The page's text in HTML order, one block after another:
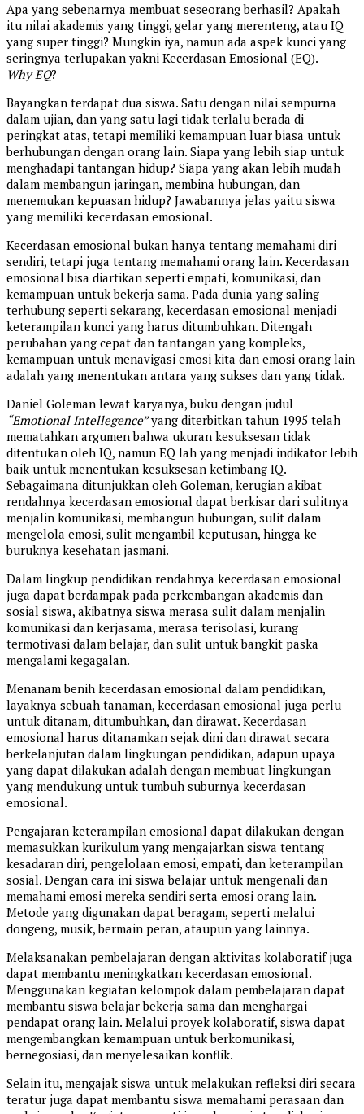
Apa yang sebenarnya membuat seseorang berhasil? Apakah
itu nilai akademis yang tinggi, gelar yang merenteng, atau IQ
yang super tinggi? Mungkin iya, namun ada aspek kunci yang
seringnya terlupakan yakni Kecerdasan Emosional (EQ).
Why EQ?
Bayangkan terdapat dua siswa. Satu dengan nilai sempurna
dalam ujian, dan yang satu lagi tidak terlalu berada di
peringkat atas, tetapi memiliki kemampuan luar biasa untuk
berhubungan dengan orang lain. Siapa yang lebih siap untuk
menghadapi tantangan hidup? Siapa yang akan lebih mudah
dalam membangun jaringan, membina hubungan, dan
menemukan kepuasan hidup? Jawabannya jelas yaitu siswa
yang memiliki kecerdasan emosional.
Kecerdasan emosional bukan hanya tentang memahami diri
sendiri, tetapi juga tentang memahami orang lain. Kecerdasan
emosional bisa diartikan seperti empati, komunikasi, dan
kemampuan untuk bekerja sama. Pada dunia yang saling
terhubung seperti sekarang, kecerdasan emosional menjadi
keterampilan kunci yang harus ditumbuhkan. Ditengah
perubahan yang cepat dan tantangan yang kompleks,
kemampuan untuk menavigasi emosi kita dan emosi orang lain
adalah yang menentukan antara yang sukses dan yang tidak.
Daniel Goleman lewat karyanya, buku dengan judul
“Emotional Intellegence”yang diterbitkan tahun 1995 telah
mematahkan argumen bahwa ukuran kesuksesan tidak
ditentukan oleh IQ, namun EQ lah yang menjadi indikator lebih
baik untuk menentukan kesuksesan ketimbang IQ.
Sebagaimana ditunjukkan oleh Goleman, kerugian akibat
rendahnya kecerdasan emosional dapat berkisar dari sulitnya
menjalin komunikasi, membangun hubungan, sulit dalam
mengelola emosi, sulit mengambil keputusan, hingga ke
buruknya kesehatan jasmani.
Dalam lingkup pendidikan rendahnya kecerdasan emosional
juga dapat berdampak pada perkembangan akademis dan
sosial siswa, akibatnya siswa merasa sulit dalam menjalin
komunikasi dan kerjasama, merasa terisolasi, kurang
termotivasi dalam belajar, dan sulit untuk bangkit paska
mengalami kegagalan.
Menanam benih kecerdasan emosional dalam pendidikan,
layaknya sebuah tanaman, kecerdasan emosional juga perlu
untuk ditanam, ditumbuhkan, dan dirawat. Kecerdasan
emosional harus ditanamkan sejak dini dan dirawat secara
berkelanjutan dalam lingkungan pendidikan, adapun upaya
yang dapat dilakukan adalah dengan membuat lingkungan
yang mendukung untuk tumbuh suburnya kecerdasan
emosional.
Pengajaran keterampilan emosional dapat dilakukan dengan
memasukkan kurikulum yang mengajarkan siswa tentang
kesadaran diri, pengelolaan emosi, empati, dan keterampilan
sosial. Dengan cara ini siswa belajar untuk mengenali dan
memahami emosi mereka sendiri serta emosi orang lain.
Metode yang digunakan dapat beragam, seperti melalui
dongeng, musik, bermain peran, ataupun yang lainnya.
Melaksanakan pembelajaran dengan aktivitas kolaboratif juga
dapat membantu meningkatkan kecerdasan emosional.
Menggunakan kegiatan kelompok dalam pembelajaran dapat
membantu siswa belajar bekerja sama dan menghargai
pendapat orang lain. Melalui proyek kolaboratif, siswa dapat
mengembangkan kemampuan untuk berkomunikasi,
bernegosiasi, dan menyelesaikan konflik.
Selain itu, mengajak siswa untuk melakukan refleksi diri secara
teratur juga dapat membantu siswa memahami perasaan dan